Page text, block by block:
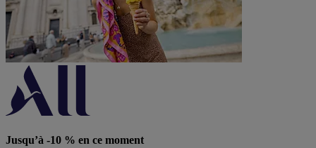
Jusqu’à -10 % en ce moment